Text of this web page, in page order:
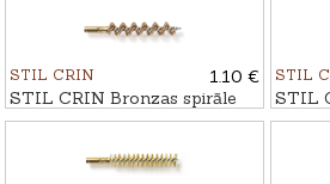
STIL CRIN
1.10 €
STIL CRIN Bronzas spirāle
kal. 9mm
STIL
STIL